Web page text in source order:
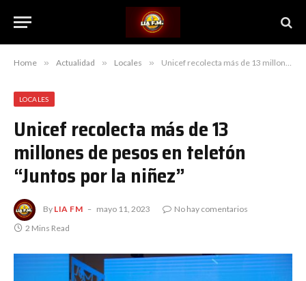
Home » Actualidad » Locales » Unicef recolecta más de 13 millones de pesos en teletón “Juntos por la niñez”
LOCALES
Unicef recolecta más de 13
millones de pesos en teletón
“Juntos por la niñez”
By LIA FM mayo 11, 2023
No hay comentarios
2 Mins Read